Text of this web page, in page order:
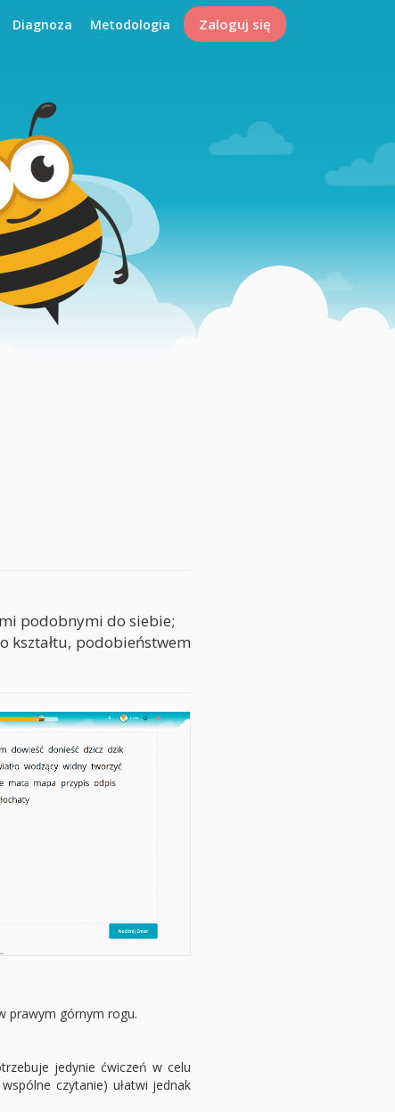
Diagnoza Metodologia Zaloguj się
podobnymi do siebie;
kształtu, podobieństwem
prawym górnym rogu.
jedynie ćwiczeń w celu
czytanie) ułatwi jednak